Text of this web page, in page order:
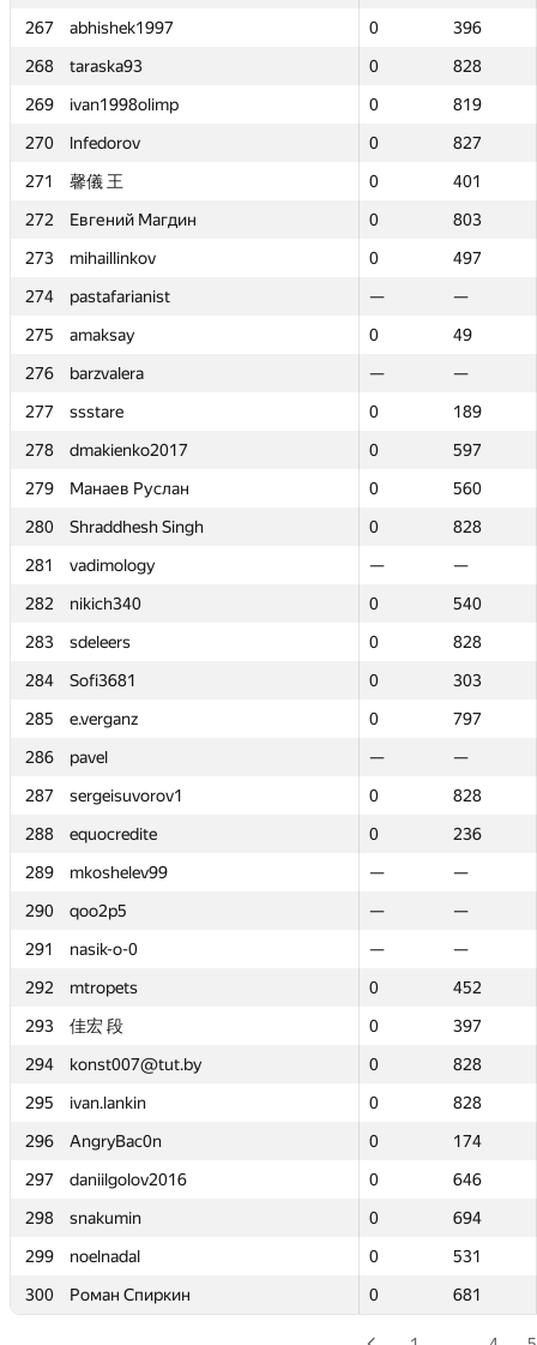
267
abhishek1997 0
396
268
taraska93 0
828
269
ivan1998olimp 0
819
270
lnfedorov 0
827
271
馨儀 王 0
401
272
Евгений Магдин 0
803
273
mihaillinkov 0
497
274
pastafarianist —
—
275
amaksay 0
49
276
barzvalera —
—
277
ssstare 0
189
278
dmakienko2017 0
597
279
Манаев Руслан 0
560
280
Shraddhesh Singh 0
828
281
vadimology —
—
282
nikich340 0
540
283
sdeleers 0
828
284
Sofi3681 0
303
285
e.verganz 0
797
286
pavel —
—
287
sergeisuvorov1 0
828
288
equocredite 0
236
289
mkoshelev99 —
—
290
qoo2p5 —
—
291
nasik-o-0 —
—
292
mtropets 0
452
293
佳宏 段 0
397
294
konst007@tut.by 0
828
295
ivan.lankin 0
828
296
AngryBac0n 0
174
297
daniilgolov2016 0
646
298
snakumin 0
694
299
noelnadal 0
531
300
Роман Спиркин 0 681
267
abhishek1997 0
396
268
taraska93 0
828
269
ivan1998olimp 0
819
270
lnfedorov 0
827
271
馨儀 王 0
401
272
Евгений Магдин 0
803
273
mihaillinkov 0
497
274
pastafarianist —
—
275
amaksay 0
49
276
barzvalera —
—
277
ssstare 0
189
278
dmakienko2017 0
597
279
Манаев Руслан 0
560
280
Shraddhesh Singh 0
828
281
vadimology —
—
282
nikich340 0
540
283
sdeleers 0
828
284
Sofi3681 0
303
285
e.verganz 0
797
286
pavel —
—
287
sergeisuvorov1 0
828
288
equocredite 0
236
289
mkoshelev99 —
—
290
qoo2p5 —
—
291
nasik-o-0 —
—
292
mtropets 0
452
293
佳宏 段 0
397
294
konst007@tut.by 0
828
295
ivan.lankin 0
828
296
AngryBac0n 0
174
297
daniilgolov2016 0
646
298
snakumin 0
694
299
noelnadal 0
531
300
Роман Спиркин 0 681